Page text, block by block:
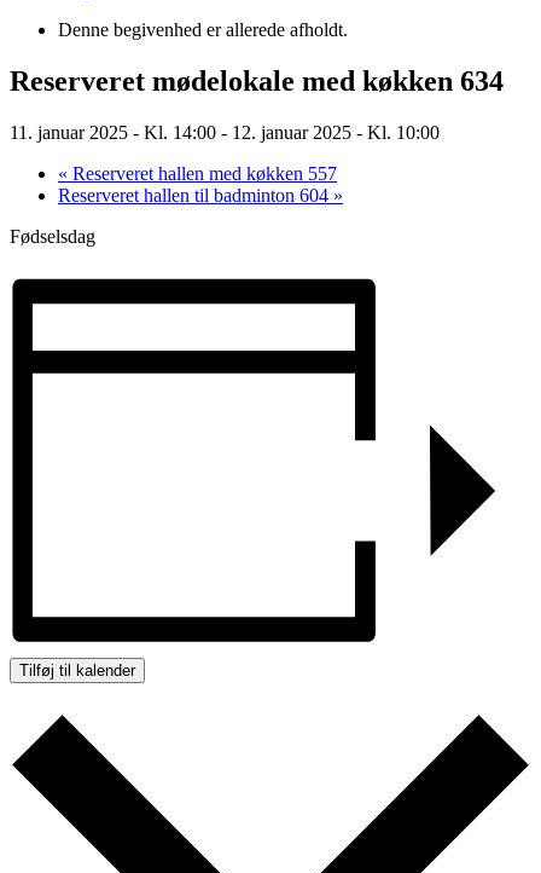
Denne begivenhed er allerede afholdt.
Reserveret mødelokale med køkken 634
11. januar 2025 - Kl. 14:00 - 12. januar 2025 - Kl. 10:00
« Reserveret hallen med køkken 557
Reserveret hallen til badminton 604 »
Fødselsdag
Tilføj til kalender